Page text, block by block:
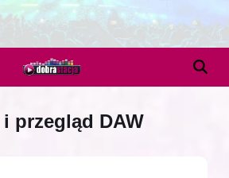
przegląd DAW